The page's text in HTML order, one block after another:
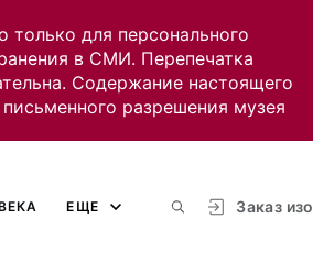
для персонального
в СМИ. Перепечатка
Содержание настоящего
разрешения музея
Заказ
ЕЩЕ